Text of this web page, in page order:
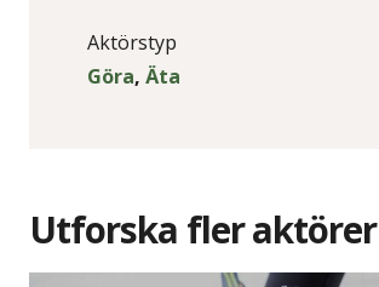
Aktörstyp
Göra, Äta
Utforska fler aktörer